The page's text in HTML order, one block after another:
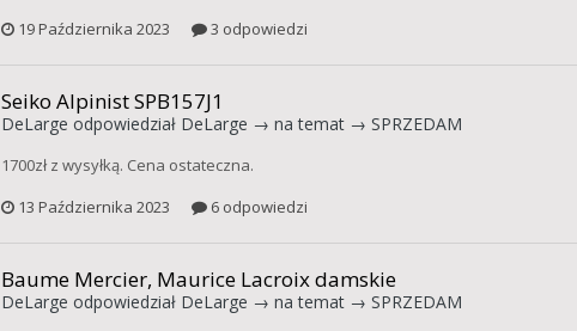
19 Października 2023
3 odpowiedzi
Seiko Alpinist SPB157J1
DeLarge odpowiedział DeLarge → na temat → SPRZEDAM
1700zł z wysyłką. Cena ostateczna.
13 Października 2023
6 odpowiedzi
Baume Mercier, Maurice Lacroix damskie
DeLarge odpowiedział DeLarge → na temat → SPRZEDAM